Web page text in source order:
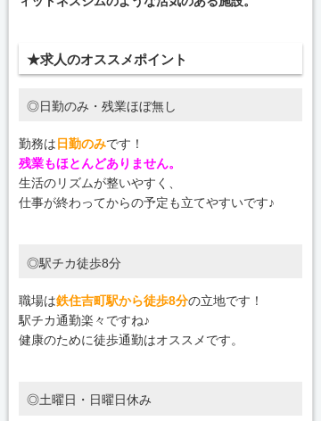
★求人のオススメポイント
◎日勤のみ・残業ほぼ無し
勤務は 日勤のみです！
残業もほとんどありません。
生活のリズムが整いやすく、
仕事が終わってからの予定も立てやすいです♪
◎駅チカ徒歩8分
職場は鉄住吉町駅から徒歩8分の立地です！
駅チカ通勤楽々ですね♪
健康のために徒歩通勤はオススメです。
◎土曜日・日曜日休み